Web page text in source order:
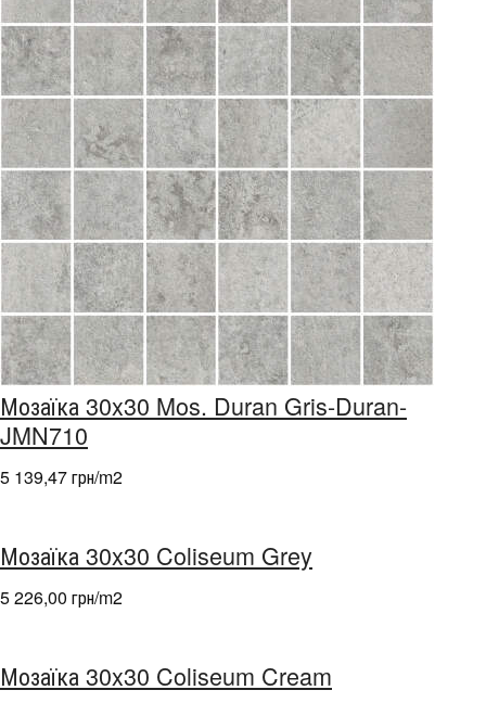
Мозаїка 30x30 Mos. Duran Gris-Duran-
JMN710
5 139,47 грн/m2
Мозаїка 30x30 Coliseum Grey
5 226,00 грн/m2
Мозаїка 30x30 Coliseum Cream